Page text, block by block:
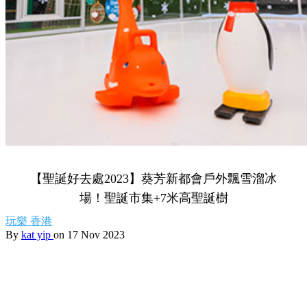
【聖誕好去處2023】葵芳新都會戶外飄雪溜冰
場！聖誕市集+7米高聖誕樹
玩樂 香港
By kat yip on 17 Nov 2023